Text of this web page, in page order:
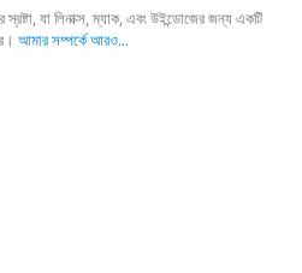
যা লিনাক্স, ম্যাক, এবং উইন্ডোজের জন্য একটি
আমার সম্পর্কে আরও...